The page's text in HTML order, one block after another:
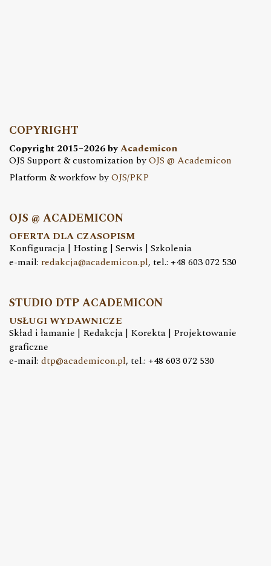
COPYRIGHT
Copyright 2015–2026 byAcademicon
OJS Support & customization byOJS @ Academicon
Platform & workfow byOJS/PKP
OJS @ ACADEMICON
OFERTA DLA CZASOPISM
Konfiguracja | Hosting | Serwis | Szkolenia
e-mail: redakcja@academicon.pl, tel.: +48 603 072 530
STUDIO DTP ACADEMICON
USŁUGI WYDAWNICZE
Skład i łamanie | Redakcja | Korekta | Projektowanie
graficzne
e-mail: dtp@academicon.pl, tel.: +48 603 072 530